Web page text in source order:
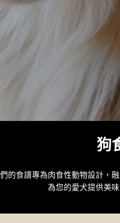
狗
的食譜專為肉食性動物設計，
為您的愛犬提供美